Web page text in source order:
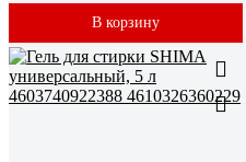
В корзину